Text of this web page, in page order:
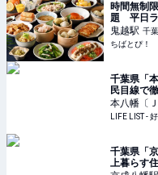
時間無制
題 平日ラ
點心 市川
鬼越駅 千
ちばとぴ！
千葉県「
民目線で
街・私の街
本八幡〔
LIFE LIST -
千葉県「
上暮らす